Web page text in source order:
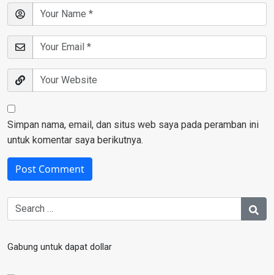
Simpan nama, email, dan situs web saya pada peramban ini
untuk komentar saya berikutnya.
Gabung untuk dapat dollar